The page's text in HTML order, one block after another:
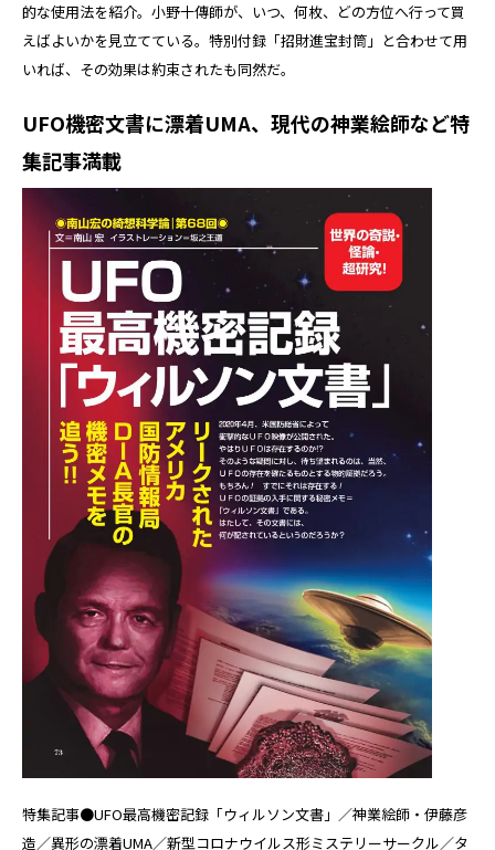
的な使用法を紹介。小野十傳師が、いつ、何枚、どの方位へ行って買
えばよいかを見立てている。特別付録「招財進宝封筒」と合わせて用
いれば、その効果は約束されたも同然だ。
UFO機密文書に漂着UMA、現代の神業絵師など特
集記事満載
特集記事●UFO最高機密記録「ウィルソン文書」／神業絵師・伊藤彦
造／異形の漂着UMA／新型コロナウイルス形ミステリーサークル／タ